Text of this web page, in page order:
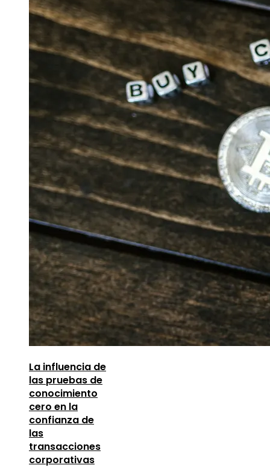
La influencia de
las pruebas de
conocimiento
cero en la
confianza de
las
transacciones
corporativas